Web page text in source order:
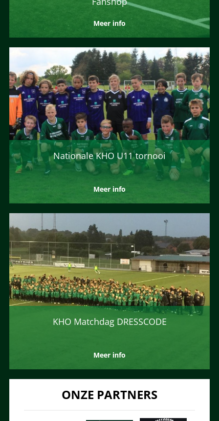
Meer info
Nationale KHO U11 tornooi
Meer info
KHO Matchdag DRESSCODE
Meer info
ONZE PARTNERS